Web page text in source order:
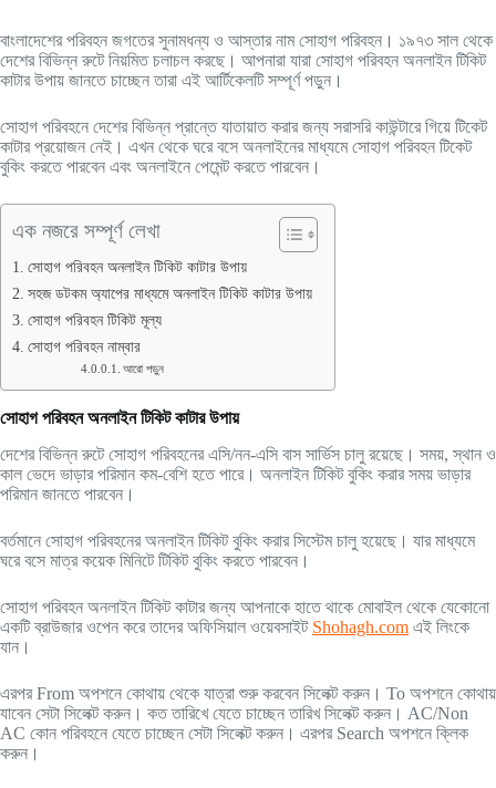
বাংলাদেশের পরিবহন জগতের সুনামধন্য ও আস্তার নাম সোহাগ পরিবহন। ১৯৭৩ সাল থেকে
দেশের বিভিন্ন রুটে নিয়মিত চলাচল করছে। আপনারা যারা সোহাগ পরিবহন অনলাইন টিকিট
কাটার উপায় জানতে চাচ্ছেন তারা এই আর্টিকেলটি সম্পূর্ণ পড়ুন।
সোহাগ পরিবহনে দেশের বিভিন্ন প্রান্তে যাতায়াত করার জন্য সরাসরি কাউন্টারে গিয়ে টিকেট
কাটার প্রয়োজন নেই। এখন থেকে ঘরে বসে অনলাইনের মাধ্যমে সোহাগ পরিবহন টিকেট
বুকিং করতে পারবেন এবং অনলাইনে পেমেন্ট করতে পারবেন।
এক নজরে সম্পূর্ণ লেখা
সোহাগ পরিবহন অনলাইন টিকিট কাটার উপায়
সহজ ডটকম অ্যাপের মাধ্যমে অনলাইন টিকিট কাটার উপায়
সোহাগ পরিবহন টিকিট মূল্য
সোহাগ পরিবহন নাম্বার
আরো পড়ুন
সোহাগ পরিবহন অনলাইন টিকিট কাটার উপায়
দেশের বিভিন্ন রুটে সোহাগ পরিবহনের এসি/নন-এসি বাস সার্ভিস চালু রয়েছে। সময়, স্থান ও
কাল ভেদে ভাড়ার পরিমান কম-বেশি হতে পারে। অনলাইন টিকিট বুকিং করার সময় ভাড়ার
পরিমান জানতে পারবেন।
বর্তমানে সোহাগ পরিবহনের অনলাইন টিকিট বুকিং করার সিস্টেম চালু হয়েছে। যার মাধ্যমে
ঘরে বসে মাত্র কয়েক মিনিটে টিকিট বুকিং করতে পারবেন।
সোহাগ পরিবহন অনলাইন টিকিট কাটার জন্য আপনাকে হাতে থাকে মোবাইল থেকে যেকোনো
একটি ব্রাউজার ওপেন করে তাদের অফিসিয়াল ওয়েবসাইট Shohagh.com এই লিংকে
যান।
এরপর From অপশনে কোথায় থেকে যাত্রা শুরু করবেন সিলেক্ট করুন। To অপশনে কোথায়
যাবেন সেটা সিলেক্ট করুন। কত তারিখে যেতে চাচ্ছেন তারিখ সিলেক্ট করুন। AC/Non
AC কোন পরিবহনে যেতে চাচ্ছেন সেটা সিলেক্ট করুন। এরপর Search অপশনে ক্লিক
করুন।